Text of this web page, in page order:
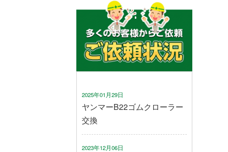
2025年01月29日
ヤンマーB22ゴムクローラー
交換
2023年12月06日